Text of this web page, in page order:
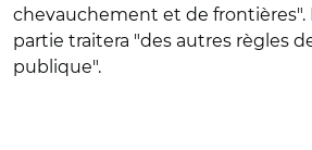
chevauchement et de frontières".
partie traitera "des autres règles
publique".